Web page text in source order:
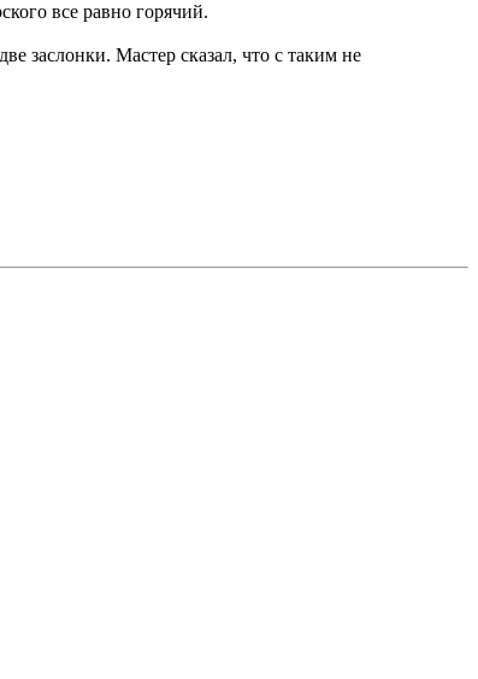
все равно горячий.
заслонки. Мастер сказал, что с таким не